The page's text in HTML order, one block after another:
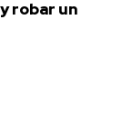
robar un